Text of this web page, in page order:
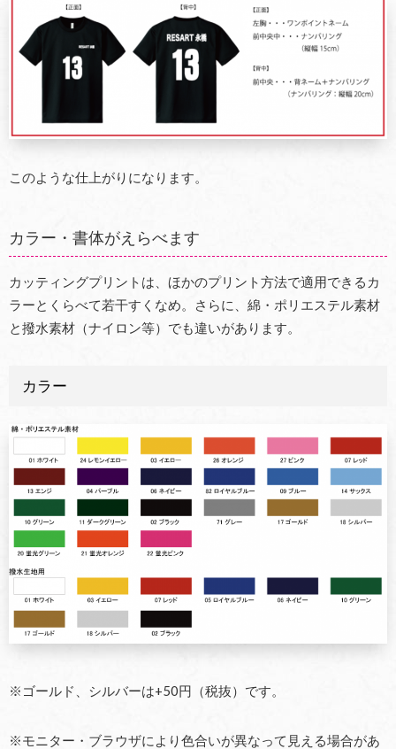
このような仕上がりになります。
カラー・書体がえらべます
カッティングプリントは、ほかのプリント方法で適用できるカ
ラーとくらべて若干すくなめ。さらに、綿・ポリエステル素材
と撥水素材（ナイロン等）でも違いがあります。
カラー
※ゴールド、シルバーは+50円（税抜）です。
※モニター・ブラウザにより色合いが異なって見える場合があ